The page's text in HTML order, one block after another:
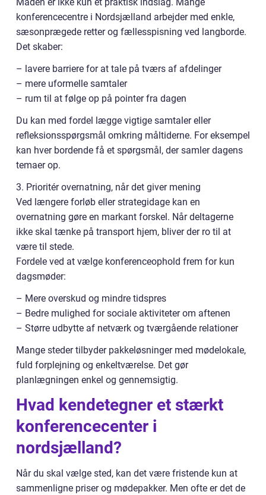
Maden er ikke kun et praktisk indslag. Mange
konferencecentre i Nordsjælland arbejder med enkle,
sæsonprægede retter og fællesspisning ved langborde.
Det skaber:
– lavere barriere for at tale på tværs af afdelinger
– mere uformelle samtaler
– rum til at følge op på pointer fra dagen
Du kan med fordel lægge vigtige samtaler eller
refleksionsspørgsmål omkring måltiderne. For eksempel
kan hver bordende få et spørgsmål, der samler dagens
temaer op.
3. Prioritér overnatning, når det giver mening
Ved længere forløb eller strategidage kan en
overnatning gøre en markant forskel. Når deltagerne
ikke skal tænke på transport hjem, bliver der ro til at
være til stede.
Fordele ved at vælge konferenceophold frem for kun
dagsmøder:
– Mere overskud og mindre tidspres
– Bedre mulighed for sociale aktiviteter om aftenen
– Større udbytte af netværk og tværgående relationer
Mange steder tilbyder pakkeløsninger med mødelokale,
fuld forplejning og enkeltværelse. Det gør
planlægningen enkel og gennemsigtig.
Hvad kendetegner et stærkt
konferencecenter i
nordsjælland?
Når du skal vælge sted, kan det være fristende kun at
sammenligne priser og mødepakker. Men ofte er det de